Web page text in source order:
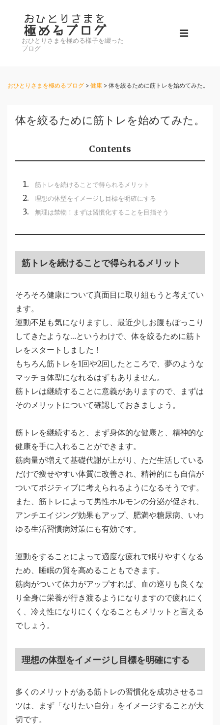
おひとりさまを極める様子を綴った
ブログ
メ
ビ
シ
ー
おひとりさまを極めるブログ > 健康 > 体を絞るために筋トレを始めてみた。
体を絞るために筋トレを始めてみた。
Contents
筋トレを続けることで得られるメリット
理想の体型をイメージし目標を明確にする
無理は禁物！まずは習慣化することを目指そう
筋トレを続けることで得られるメリット
そろそろ健康について真面目に取り組もうと考えてい
ます。
運動不足も気になりますし、最近少しお腹もぽっこり
してきたような…というわけで、体を絞るために筋ト
レをスタートしました！
もちろん筋トレを1回や2回したところで、夢のような
マッチョ体型になれるはずもありません。
筋トレは継続することに意義がありますので、まずは
そのメリットについて確認しておきましょう。
筋トレを継続すると、まず身体的な健康と、精神的な
健康を手に入れることができます。
筋肉量が増えて基礎代謝が上がり、ただ生活している
だけで痩せやすい体質に改善され、精神的にも自信が
ついてポジティブに考えられるようになるそうです。
また、筋トレによって男性ホルモンの分泌が促され、
アンチエイジング効果もアップ、肥満や糖尿病、いわ
ゆる生活習慣病対策にも有効です。
運動をすることによって適度な疲れで眠りやすくなる
ため、睡眠の質を高めることもできます。
筋肉がついて体力がアップすれば、血の巡りも良くな
り全身に栄養が行き渡るようになりますので疲れにく
く、冷え性になりにくくなることもメリットと言える
でしょう。
理想の体型をイメージし目標を明確にする
多くのメリットがある筋トレの習慣化を成功させるコ
ツは、まず「なりたい自分」をイメージすることが大
切です。